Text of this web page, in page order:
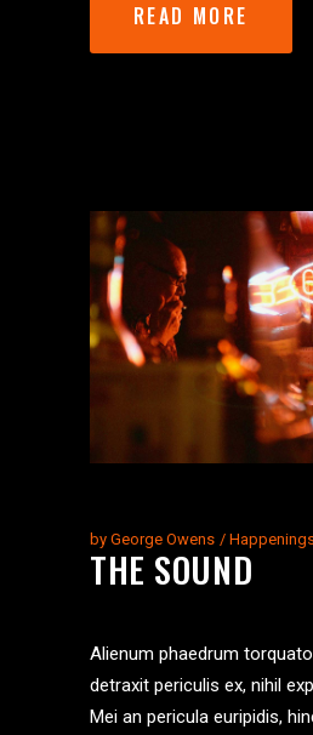
READ MORE
by George Owens
THE SOUND
Alienum phaedrum
detraxit periculis ex, nihil
Mei an pericula euripidis,